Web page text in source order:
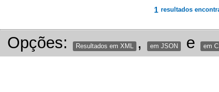
1 resultados
Opções: Resultados em XML , em JSON e em